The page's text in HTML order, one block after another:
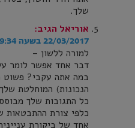
שלך.
אוריאל הגיב:
22/03/2017 בשעה 09:34
למורה ללשון –
דבר אחד אפשר לומר
במה אתה עקבי? פשוט
הנכונות) המוחלטת
כל התגובות שלך
כלפי צורת ההתבטאות
אחד של ביקורת